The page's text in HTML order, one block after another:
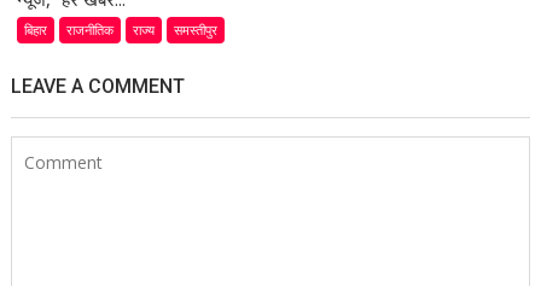
बिहार राजनीतिक राज्य समस्तीपुर
LEAVE A COMMENT